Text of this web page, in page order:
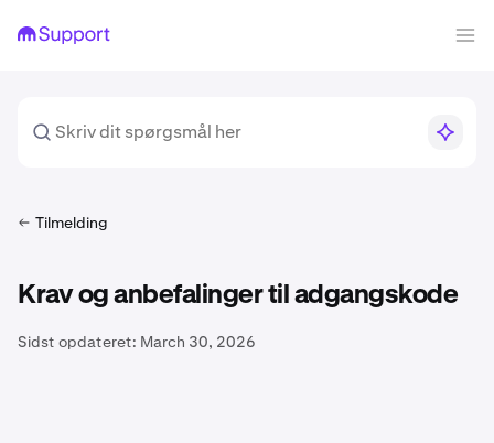
Tilmelding
Krav og anbefalinger til adgangskode
Sidst opdateret: March 30, 2026